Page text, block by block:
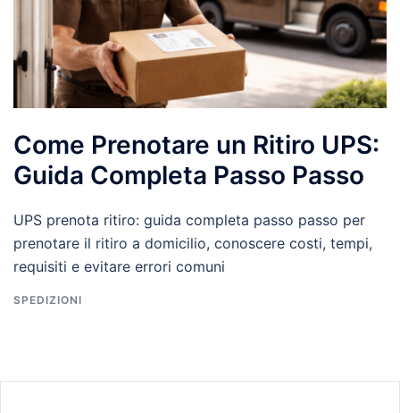
Come Prenotare un Ritiro UPS:
Guida Completa Passo Passo
UPS prenota ritiro: guida completa passo passo per
prenotare il ritiro a domicilio, conoscere costi, tempi,
requisiti e evitare errori comuni
SPEDIZIONI